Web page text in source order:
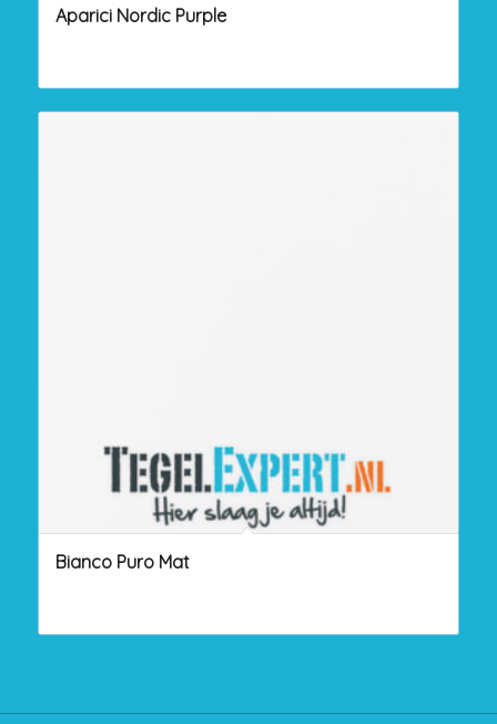
Aparici Nordic Purple
Bianco Puro Mat